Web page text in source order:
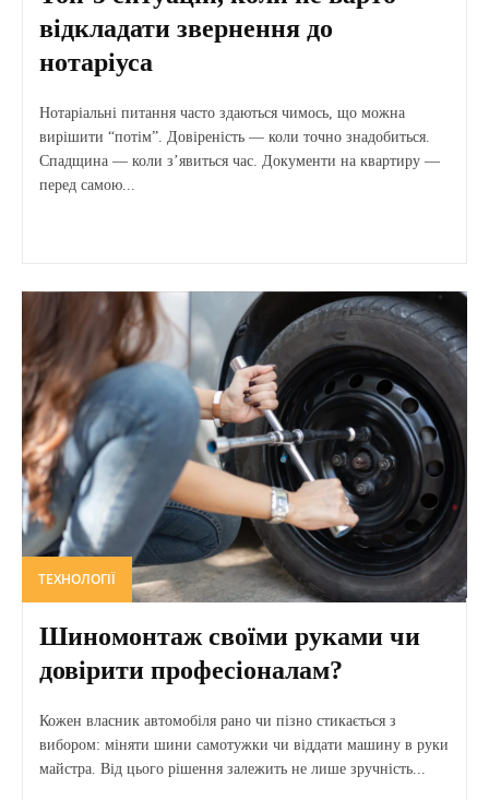
відкладати звернення до
нотаріуса
Нотаріальні питання часто здаються чимось, що можна
вирішити “потім”. Довіреність — коли точно знадобиться.
Спадщина — коли з’явиться час. Документи на квартиру —
перед самою...
ТЕХНОЛОГІЇ
Шиномонтаж своїми руками чи
довірити професіоналам?
Кожен власник автомобіля рано чи пізно стикається з
вибором: міняти шини самотужки чи віддати машину в руки
майстра. Від цього рішення залежить не лише зручність...